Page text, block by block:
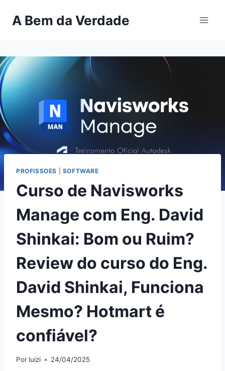
paraA Bem da Verdade
PROFISSOES SOFTWARE
Curso de Navisworks
Manage com Eng. David
Shinkai: Bom ou Ruim?
Review do curso do Eng.
David Shinkai, Funciona
Mesmo? Hotmart é
confiável?
Por luizi 24/04/2025